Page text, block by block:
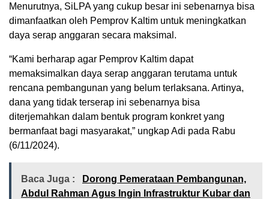
Menurutnya, SiLPA yang cukup besar ini sebenarnya bisa
dimanfaatkan oleh Pemprov Kaltim untuk meningkatkan
daya serap anggaran secara maksimal.
“Kami berharap agar Pemprov Kaltim dapat
memaksimalkan daya serap anggaran terutama untuk
rencana pembangunan yang belum terlaksana. Artinya,
dana yang tidak terserap ini sebenarnya bisa
diterjemahkan dalam bentuk program konkret yang
bermanfaat bagi masyarakat,” ungkap Adi pada Rabu
(6/11/2024).
Baca Juga :
Dorong Pemerataan Pembangunan,
Abdul Rahman Agus Ingin Infrastruktur Kubar dan